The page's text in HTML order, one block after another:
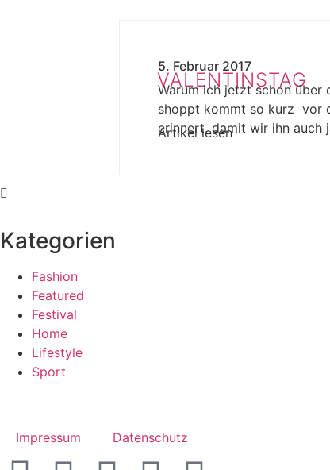
5. Februar 2017
VALENTINSTAG
Warum ich jetzt schon über
shoppt kommt so kurz vor
erinnert, damit wir ihn auch
Artikel lesen
Kategorien
Fashion
Featured
Festival
Home
Lifestyle
Sport
Impressum Datenschutz